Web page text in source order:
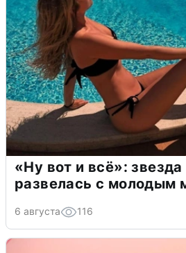
«Ну вот и всё»:
развелась с молодым
6 августа 116